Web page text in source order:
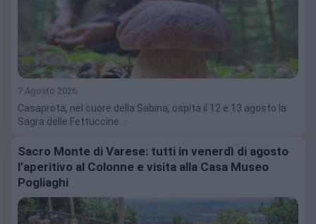
7 Agosto 2026
Casaprota, nel cuore della Sabina, ospita il 12 e 13 agosto la
Sagra delle Fettuccine…
Sacro Monte di Varese: tutti in venerdì di agosto
l’aperitivo al Colonne e visita alla Casa Museo
Pogliaghi